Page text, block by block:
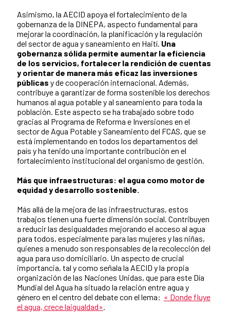
Asimismo, la AECID apoya el fortalecimiento de la
gobernanza de la DINEPA, aspecto fundamental para
mejorar la coordinación, la planificación y la regulación
del sector de agua y saneamiento en Haití. Una
gobernanza sólida permite aumentar la eficiencia
de los servicios, fortalecer la rendición de cuentas
y orientar de manera más eficaz las inversiones
públicas y de cooperación internacional. Además,
contribuye a garantizar de forma sostenible los derechos
humanos al agua potable y al saneamiento para toda la
población. Este aspecto se ha trabajado sobre todo
gracias al Programa de Reforma e Inversiones en el
sector de Agua Potable y Saneamiento del FCAS, que se
está implementando en todos los departamentos del
país y ha tenido una importante contribución en el
fortalecimiento institucional del organismo de gestión.
Más que infraestructuras: el agua como motor de
equidad y desarrollo sostenible.
Más allá de la mejora de las infraestructuras, estos
trabajos tienen una fuerte dimensión social. Contribuyen
a reducir las desigualdades mejorando el acceso al agua
para todos, especialmente para las mujeres y las niñas,
quienes a menudo son responsables de la recolección del
agua para uso domiciliario. Un aspecto de crucial
importancia, tal y como señala la AECID y la propia
organización de las Naciones Unidas, que para este Día
Mundial del Agua ha situado la relación entre agua y
género en el centro del debate con el lema: « Donde fluye
el agua, crece laigualdad»